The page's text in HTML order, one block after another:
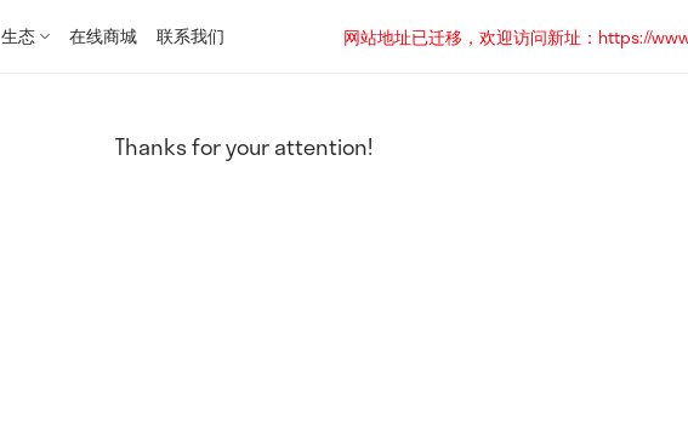
生态 在线商城 联系我们
网站地址已迁移，欢迎访问新址：https://
Thanks for your attention!